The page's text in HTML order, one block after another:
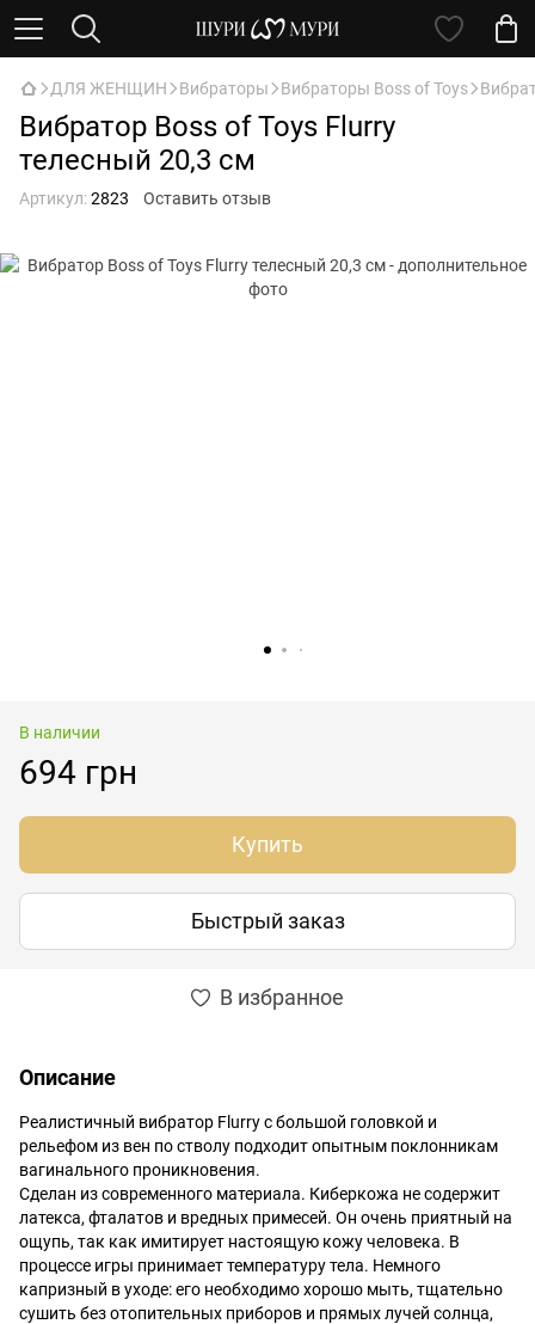
ДЛЯ ЖЕНЩИН Вибраторы Вибраторы Boss of Toys
Вибратор Boss of Toys Flurry
телесный 20,3 см
Артикул:2823 Оставить отзыв
В наличии
694 грн
Купить
Быстрый заказ
В избранное
Описание
Реалистичный вибратор Flurry с большой головкой и
рельефом из вен по стволу подходит опытным поклонникам
вагинального проникновения.
Сделан из современного материала. Киберкожа не содержит
латекса, фталатов и вредных примесей. Он очень приятный на
ощупь, так как имитирует настоящую кожу человека. В
процессе игры принимает температуру тела. Немного
капризный в уходе: его необходимо хорошо мыть, тщательно
сушить без отопительных приборов и прямых лучей солнца,